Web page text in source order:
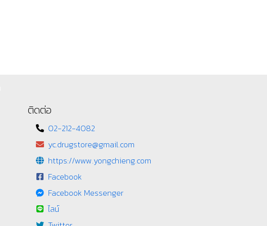
ติดต่อ
02-212-4082
yc.drugstore@gmail.com
https://www.yongchieng.com
Facebook
Facebook Messenger
ไลน์